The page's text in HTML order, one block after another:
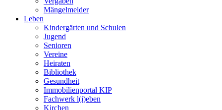
Mängelmelder
Leben
Kindergärten und Schulen
Jugend
Senioren
Vereine
Heiraten
Bibliothek
Gesundheit
Immobilienportal KIP
Fachwerk l(i)eben
Kirchen